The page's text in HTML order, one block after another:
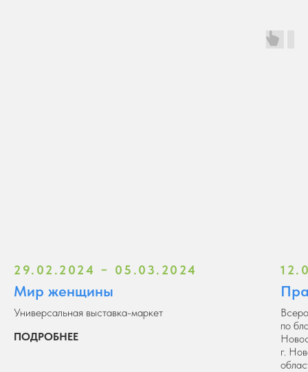
29.02.2024 − 05.03.2024
Мир женщины
Универсальная выставка-маркет
ПОДРОБНЕЕ
по
г.